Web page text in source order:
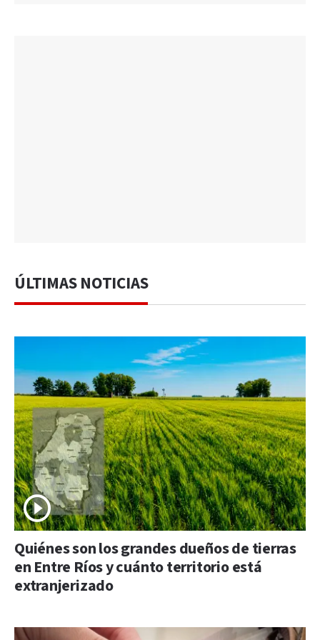
ÚLTIMAS NOTICIAS
Quiénes son los grandes dueños de tierras
en Entre Ríos y cuánto territorio está
extranjerizado